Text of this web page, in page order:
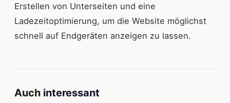
Erstellen von Unterseiten und eine
Ladezeitoptimierung, um die Website möglichst
schnell auf Endgeräten anzeigen zu lassen.
Auch interessant